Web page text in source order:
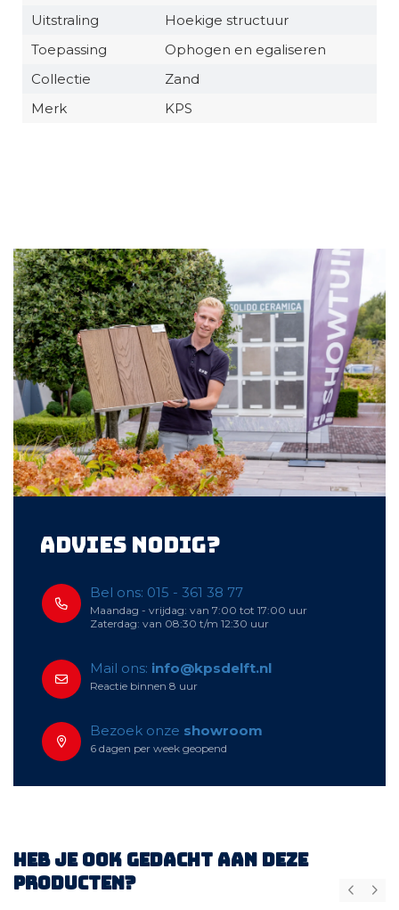
Uitstraling
Hoekige structuur
Toepassing
Ophogen en egaliseren
Collectie
Zand
Merk
KPS
Advies nodig?
Bel ons: 015 - 361 38 77
Maandag - vrijdag: van 7:00 tot 17:00 uur
Zaterdag: van 08:30 t/m 12:30 uur
Mail ons: info@kpsdelft.nl
Reactie binnen 8 uur
Bezoek onze showroom
6 dagen per week geopend
Heb je ook gedacht aan deze
producten?